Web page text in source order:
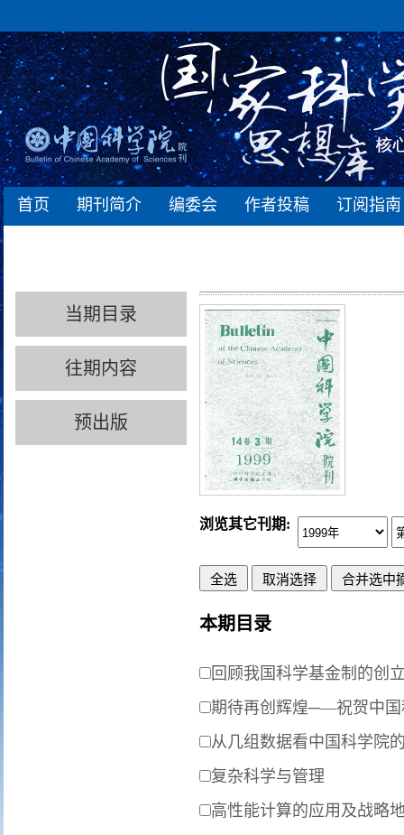
首页 期刊简介 编委会 作者投稿 订阅指南
当期目录
往期内容
预出版
浏览其它刊期:
本期目录
回顾我国科学基金制的创
期待再创辉煌─—祝贺中国
从几组数据看中国科学院
复杂科学与管理
高性能计算的应用及战略